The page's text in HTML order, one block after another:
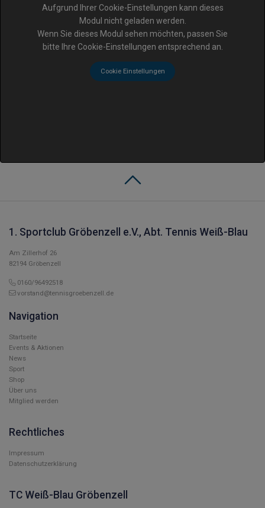
Aufgrund Ihrer Cookie-Einstellungen kann dieses
Modul nicht geladen werden.
Wenn Sie dieses Modul sehen möchten, passen Sie
bitte Ihre Cookie-Einstellungen entsprechend an.
Cookie Einstellungen
1. Sportclub Gröbenzell e.V., Abt. Tennis Weiß-Blau
Am Zillerhof 26
82194 Gröbenzell
0160/96492518
vorstand@tennisgroebenzell.de
Navigation
Startseite
Events & Aktionen
News
Sport
Shop
Über uns
Mitglied werden
Rechtliches
Impressum
Datenschutzerklärung
TC Weiß-Blau Gröbenzell